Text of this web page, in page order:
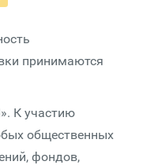
принимаются
К участию
общественных
фондов,